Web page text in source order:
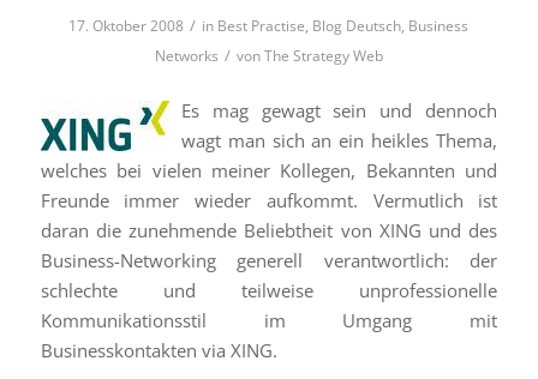
17. Oktober 2008 / in Best Practise, Blog Deutsch, Business
Networks / vonThe Strategy Web
Es mag gewagt sein und dennoch
wagt man sich an ein heikles Thema,
welches bei vielen meiner Kollegen, Bekannten und
Freunde immer wieder aufkommt. Vermutlich ist
daran die zunehmende Beliebtheit von XING und des
Business-Networking generell verantwortlich: der
schlechte und teilweise unprofessionelle
Kommunikationsstil im Umgang mit
Businesskontakten via XING.